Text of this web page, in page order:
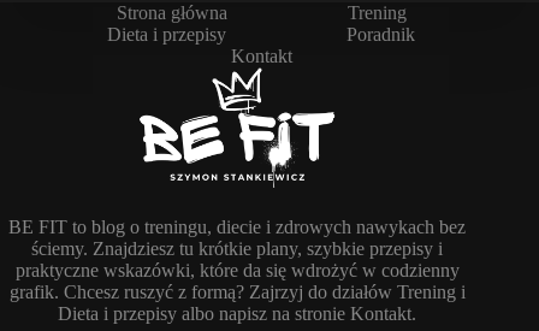
Strona główna
Trening
Dieta i przepisy
Poradnik
Kontakt
BE FIT to blog o treningu, diecie i zdrowych nawykach bez
ściemy. Znajdziesz tu krótkie plany, szybkie przepisy i
praktyczne wskazówki, które da się wdrożyć w codzienny
grafik. Chcesz ruszyć z formą? Zajrzyj do działów Trening i
Dieta i przepisy albo napisz na stronie Kontakt.